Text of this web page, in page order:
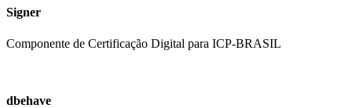
Signer
Componente de Certificação Digital para ICP-BRASIL
dbehave